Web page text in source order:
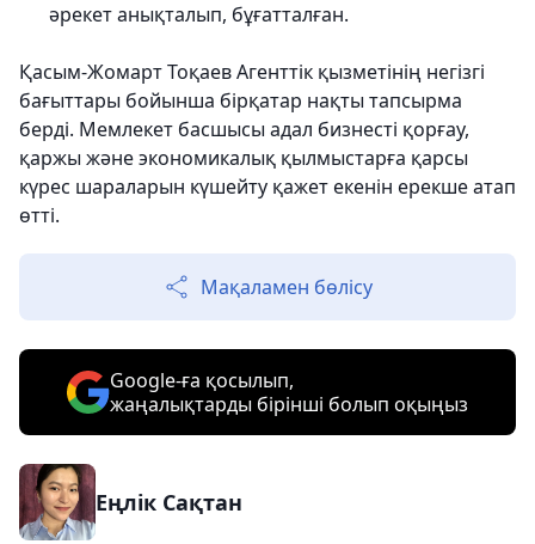
әрекет анықталып, бұғатталған.
Қасым-Жомарт Тоқаев Агенттік қызметінің негізгі
бағыттары бойынша бірқатар нақты тапсырма
берді. Мемлекет басшысы адал бизнесті қорғау,
қаржы және экономикалық қылмыстарға қарсы
күрес шараларын күшейту қажет екенін ерекше атап
өтті.
Мақаламен бөлісу
Google-ға қосылып,
жаңалықтарды бірінші болып оқыңыз
Еңлік Сақтан